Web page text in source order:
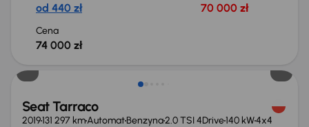
od 440 zł 70 000 zł
Cena
74 000 zł
Seat Tarraco
2019131 297 kmAutomatBenzyna2.0 TSI 4Drive140 kW4x4